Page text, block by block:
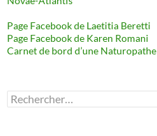
Page Facebook de Laetitia Beretti
Page Facebook de Karen Romani
Carnet de bord d’une Naturopathe
Rechercher :